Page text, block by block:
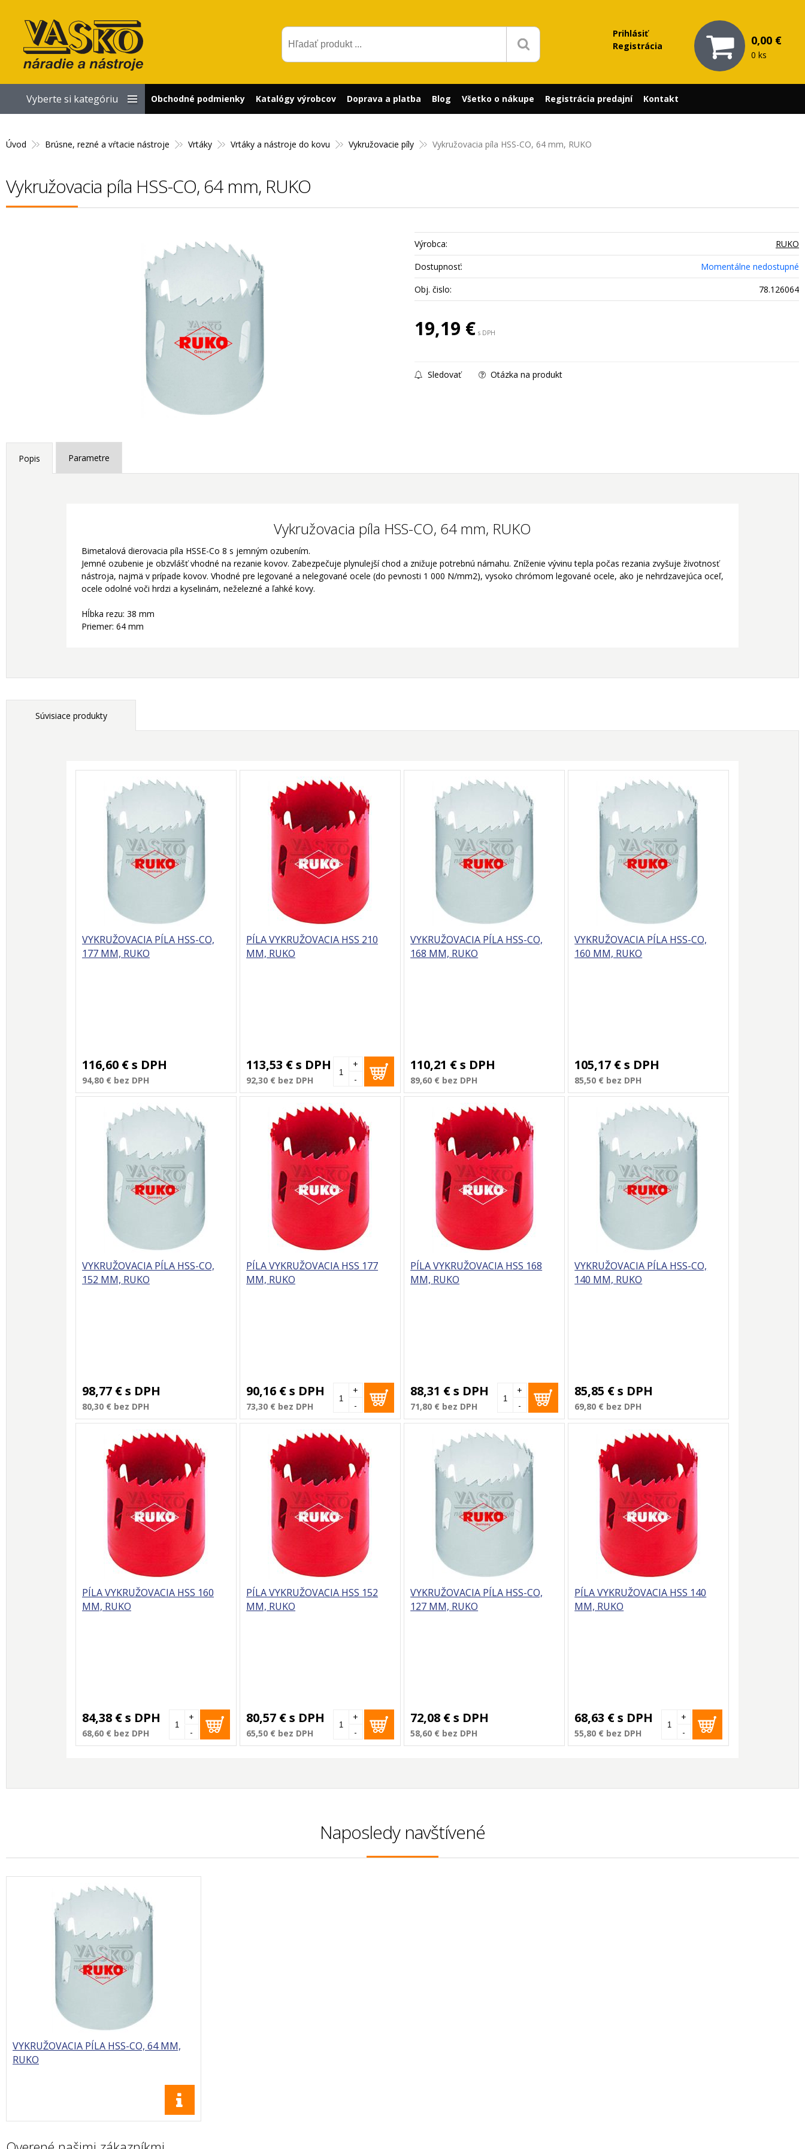
Prihlásiť
Registrácia
0,00 €
0 ks
Úvod Brúsne, rezné a vŕtacie nástroje Vrtáky Vrtáky a nástroje do kovu Vykružovacie píly Vykružovacia píla HSS-CO, 64 mm, RUKO
Vykružovacia píla HSS-CO, 64 mm, RUKO
Výrobca:
RUKO
Dostupnosť:
Momentálne nedostupné
Obj. čislo:
78.126064
19,19 € s DPH
Sledovať Otázka na produkt
Popis Parametre
Vykružovacia píla HSS-CO, 64 mm, RUKO
Bimetalová dierovacia píla HSSE-Co 8 s jemným ozubením.
Jemné ozubenie je obzvlášť vhodné na rezanie kovov. Zabezpečuje plynulejší chod a znižuje potrebnú námahu. Zníženie vývinu tepla počas rezania zvyšuje životnosť
nástroja, najmä v prípade kovov. Vhodné pre legované a nelegované ocele (do pevnosti 1 000 N/mm2), vysoko chrómom legované ocele, ako je nehrdzavejúca oceľ,
ocele odolné voči hrdzi a kyselinám, neželezné a ľahké kovy.
Hĺbka rezu: 38 mm
Priemer: 64 mm
Súvisiace produkty
VYKRUŽOVACIA PÍLA HSS-CO,
177 MM, RUKO
116,60 €s DPH
94,80 € bez DPH
PÍLA VYKRUŽOVACIA HSS 210
MM, RUKO
113,53 €s DPH
92,30 € bez DPH -
+
VYKRUŽOVACIA PÍLA HSS-CO,
168 MM, RUKO
110,21 €s DPH
89,60 € bez DPH
VYKRUŽOVACIA PÍLA HSS-CO,
160 MM, RUKO
105,17 €s DPH
85,50 € bez DPH
VYKRUŽOVACIA PÍLA HSS-CO,
152 MM, RUKO
98,77 €s DPH
80,30 € bez DPH
PÍLA VYKRUŽOVACIA HSS 177
MM, RUKO
90,16 €s DPH
73,30 € bez DPH -
+
PÍLA VYKRUŽOVACIA HSS 168
MM, RUKO
88,31 €s DPH
71,80 € bez DPH -
+
VYKRUŽOVACIA PÍLA HSS-CO,
140 MM, RUKO
85,85 €s DPH
69,80 € bez DPH
PÍLA VYKRUŽOVACIA HSS 160
MM, RUKO
84,38 €s DPH
68,60 € bez DPH -
+
PÍLA VYKRUŽOVACIA HSS 152
MM, RUKO
80,57 €s DPH
65,50 € bez DPH -
+
VYKRUŽOVACIA PÍLA HSS-CO,
127 MM, RUKO
72,08 €s DPH
58,60 € bez DPH
PÍLA VYKRUŽOVACIA HSS 140
MM, RUKO
68,63 €s DPH
55,80 € bez DPH -
+
Naposledy navštívené
VYKRUŽOVACIA PÍLA HSS-CO, 64 MM,
RUKO
Vyberte si kategóriu Obchodné podmienky Katalógy výrobcov Doprava a platba Blog Všetko o nákupe Registrácia predajní Kontakt